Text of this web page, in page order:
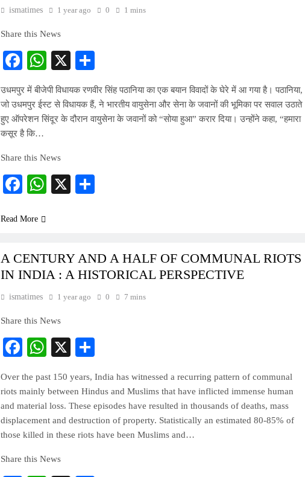
ismatimes 1 year ago 0 1 mins
Share this News
Facebook
WhatsApp
X
उधमपुर में बीजेपी विधायक रणवीर सिंह पठानिया का एक बयान विवादों के घेरे में आ गया है। पठानिया,
जो उधमपुर ईस्ट से विधायक हैं, ने भारतीय वायुसेना और सेना के जवानों की भूमिका पर सवाल उठाते
हुए ऑपरेशन सिंदूर के दौरान वायुसेना के जवानों को “सोया हुआ” करार दिया। उन्होंने कहा, “हमारा
कसूर है कि…
Share this News
Facebook
WhatsApp
X
Read More
A CENTURY AND A HALF OF COMMUNAL RIOTS
IN INDIA : A HISTORICAL PERSPECTIVE
ismatimes 1 year ago 0 7 mins
Share this News
Facebook
WhatsApp
X
Over the past 150 years, India has witnessed a recurring pattern of communal
riots mainly between Hindus and Muslims that have inflicted immense human
and material loss. These episodes have resulted in thousands of deaths, mass
displacement and destruction of property. Statistically an estimated 80-85% of
those killed in these riots have been Muslims and…
Share this News